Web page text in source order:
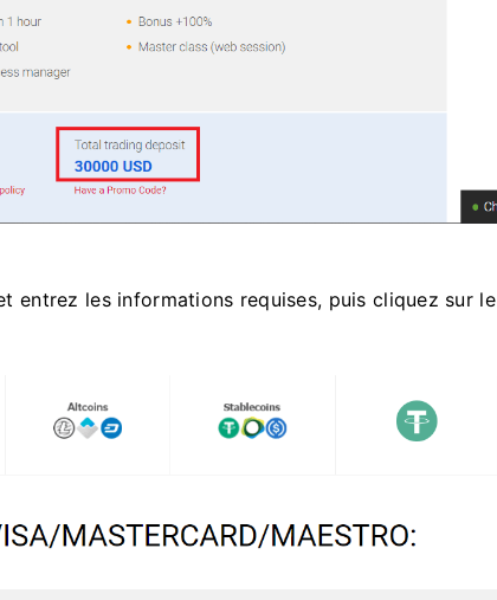
entrez les informations requises, puis cliquez sur le